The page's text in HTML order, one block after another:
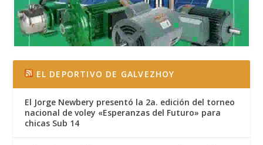
EL DEPORTIVO DE GALVEZHOY
El Jorge Newbery presentó la 2a. edición del torneo
nacional de voley «Esperanzas del Futuro» para
chicas Sub 14